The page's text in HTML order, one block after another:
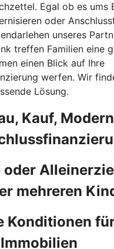
Egal ob es ums
oder
unseres
treffen Familien eine
einen Blick auf Ihre
werfen. Wir
Lösung.
Kauf,
oder
mehreren
Konditionen